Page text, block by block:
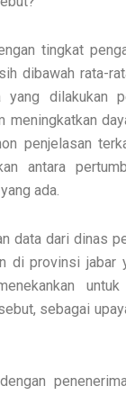
tingkat
dibawah rata-
yang dilakukan
meningkatkan
penjelasan
antara
ada.
data dari dinas
di provinsi
sebagai